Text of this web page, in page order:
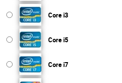
Core i3
Core i5
Core i7